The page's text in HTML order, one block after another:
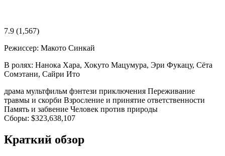
7.9 (1,567)
Режиссер: Макото Синкай
В ролях: Нанока Хара, Хокуто Мацумура, Эри Фукацу, Сёта
Сомэтани, Сайри Ито
драма мультфильм фэнтези приключения Переживание
травмы и скорби Взросление и принятие ответственности
Память и забвение Человек против природы
Сборы: $323,638,107
Краткий обзор